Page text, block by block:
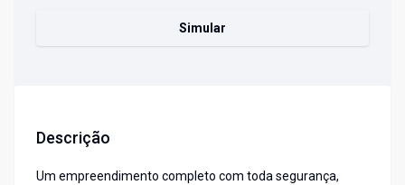
Simular
Descrição
Um empreendimento completo com toda segurança,